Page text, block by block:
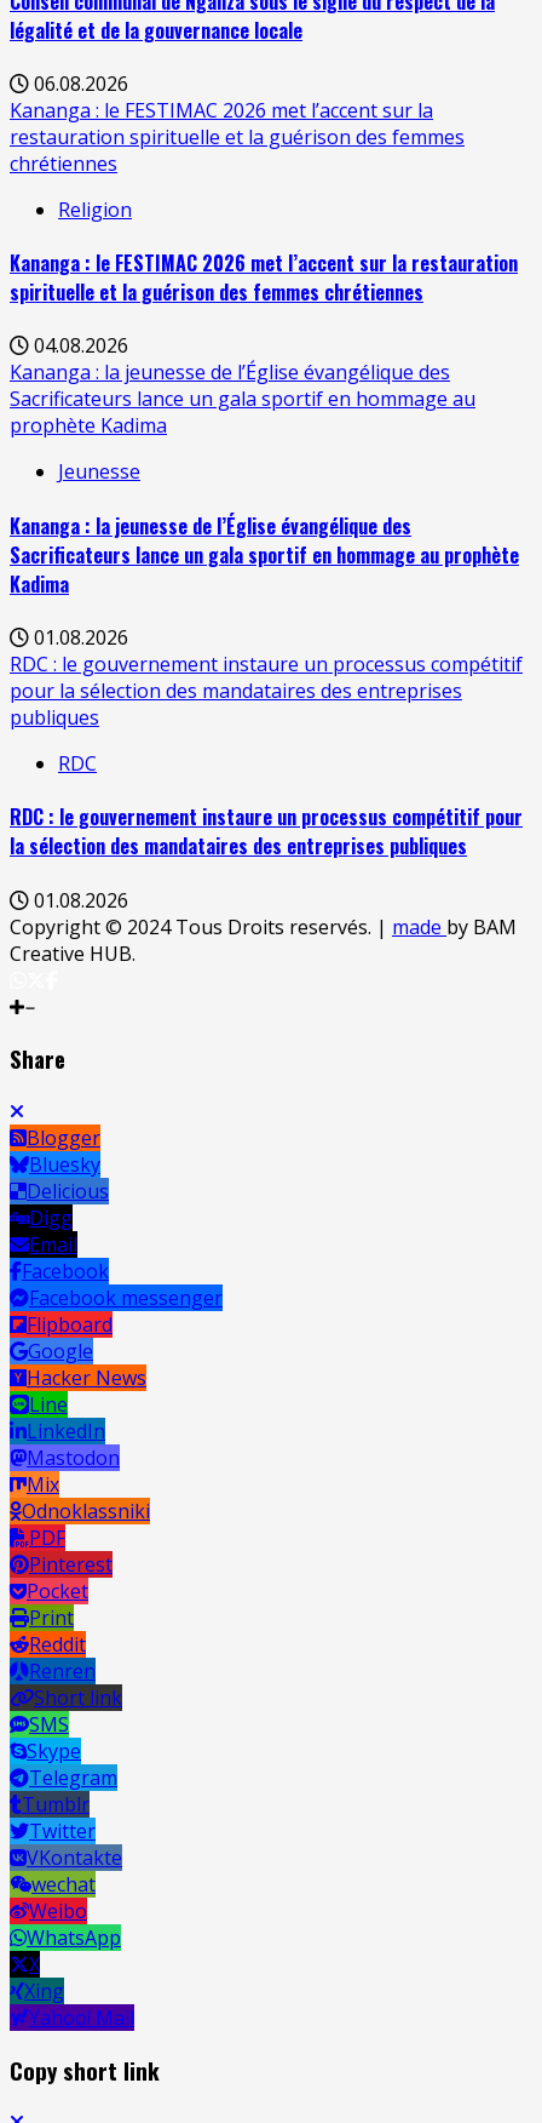
légalité et de la gouvernance locale
06.08.2026
Kananga : le FESTIMAC 2026 met l’accent sur la
restauration spirituelle et la guérison des femmes
chrétiennes
Religion
Kananga : le FESTIMAC 2026 met l’accent sur la restauration
spirituelle et la guérison des femmes chrétiennes
04.08.2026
Kananga : la jeunesse de l’Église évangélique des
Sacrificateurs lance un gala sportif en hommage au
prophète Kadima
Jeunesse
Kananga : la jeunesse de l’Église évangélique des
Sacrificateurs lance un gala sportif en hommage au prophète
Kadima
01.08.2026
RDC : le gouvernement instaure un processus compétitif
pour la sélection des mandataires des entreprises
publiques
RDC
RDC : le gouvernement instaure un processus compétitif pour
la sélection des mandataires des entreprises publiques
01.08.2026
Copyright © 2024 Tous Droits reservés. | made by BAM
Creative HUB.
Share
Blogger
Bluesky
Delicious
Digg
Email
Facebook
Facebook messenger
Flipboard
Google
Hacker News
Line
LinkedIn
Mastodon
Mix
Odnoklassniki
PDF
Pinterest
Pocket
Print
Reddit
Renren
Short link
SMS
Skype
Telegram
Tumblr
Twitter
VKontakte
wechat
Weibo
WhatsApp
X
Xing
Yahoo! Mail
Copy short link